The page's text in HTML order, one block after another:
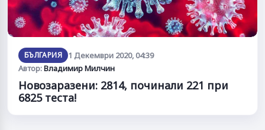
БЪЛГАРИЯ 1 Декември 2020, 04:39
Автор:Владимир Милчин
Новозаразени: 2814, починали 221 при
6825 теста!